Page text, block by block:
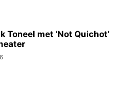
Toneel met ‘Not Quichot’